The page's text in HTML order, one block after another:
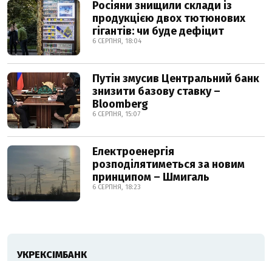
Росіяни знищили склади із
продукцією двох тютюнових
гігантів: чи буде дефіцит
6 СЕРПНЯ, 18:04
Путін змусив Центральний банк
знизити базову ставку –
Bloomberg
6 СЕРПНЯ, 15:07
Електроенергія
розподілятиметься за новим
принципом – Шмигаль
6 СЕРПНЯ, 18:23
УКРЕКСІМБАНК